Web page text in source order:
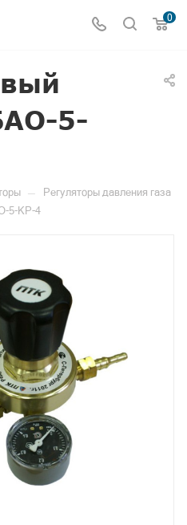
0
5-
— Регуляторы давления газа
5-КР-4